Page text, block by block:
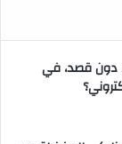
دون قصد، في